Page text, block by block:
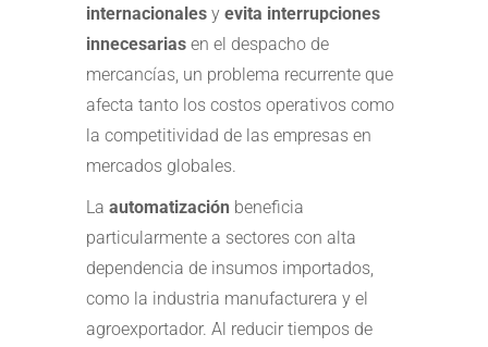
internacionales y evita interrupciones
innecesarias en el despacho de
mercancías, un problema recurrente que
afecta tanto los costos operativos como
la competitividad de las empresas en
mercados globales.
La automatización beneficia
particularmente a sectores con alta
dependencia de insumos importados,
como la industria manufacturera y el
agroexportador. Al reducir tiempos de